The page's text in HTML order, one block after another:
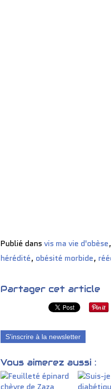
Publié dans vis ma vie d'obèse,
hérédité, obésité morbide,
Partager cet article
S'inscrire à la newsletter
Vous aimerez aussi :